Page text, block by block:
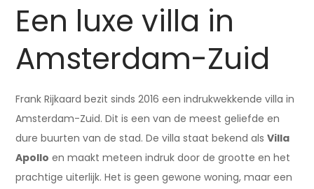
Een luxe villa in
Amsterdam-Zuid
Frank Rijkaard bezit sinds 2016 een indrukwekkende villa in
Amsterdam-Zuid. Dit is een van de meest geliefde en
dure buurten van de stad. De villa staat bekend alsVilla
Apollo en maakt meteen indruk door de grootte en het
prachtige uiterlijk. Het is geen gewone woning, maar een